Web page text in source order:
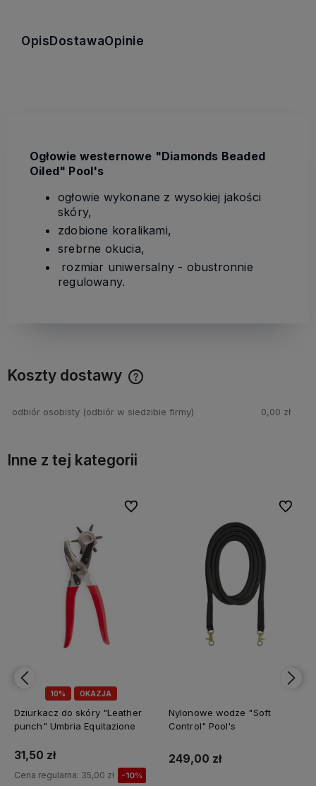
OpisDostawaOpinie
Ogłowie westernowe "Diamonds Beaded
Oiled" Pool's
ogłowie wykonane z wysokiej jakości
skóry,
zdobione koralikami,
srebrne okucia,
rozmiar uniwersalny - obustronnie
regulowany.
Koszty dostawy
odbiór osobisty(odbiór w siedzibie firmy) 0,00 zł
Inne z tej kategorii
10% OKAZJA
Dziurkacz do skóry "Leather
punch" Umbria Equitazione
31,50 zł
Cena regularna: 35,00 zł -10%
Do ulubionych
Do ulubionych
Nylonowe wodze "Soft
Control" Pool's
249,00 zł
Do
Do